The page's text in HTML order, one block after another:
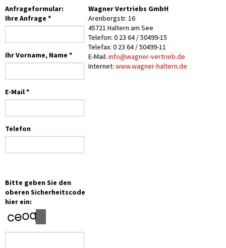
Anfrageformular:
Ihre Anfrage *
Ihr Vorname, Name *
E-Mail *
Telefon
Bitte geben Sie den
oberen Sicherheitscode
hier ein:
Wagner Vertriebs GmbH
Arenbergstr. 16
45721 Haltern am See
Telefon: 0 23 64 / 50499-15
Telefax: 0 23 64 / 50499-11
E-Mail: info@wagner-vertrieb.de
Internet: www.wagner-haltern.de